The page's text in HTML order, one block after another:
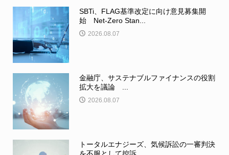
SBTi、FLAG基準改定に向け意見募集開
始 Net-Zero Stan...
2026.08.07
金融庁、サステナブルファイナンスの役割
拡大を議論 ...
2026.08.07
トータルエナジーズ、気候訴訟の一審判決
を不服として控訴